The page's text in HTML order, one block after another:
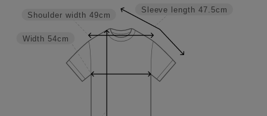
Sleeve length 47.5cm
Width 54cm
Shoulder width 49cm